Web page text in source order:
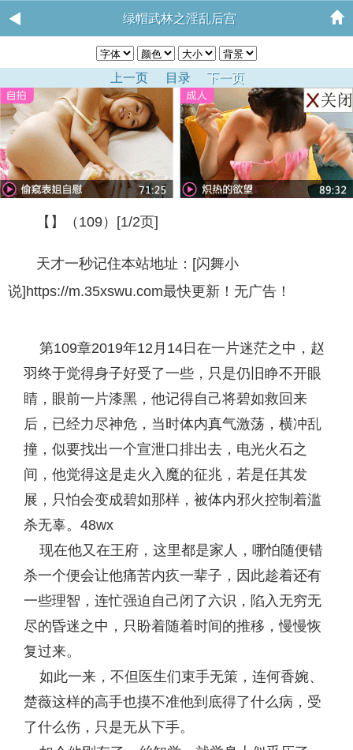
绿帽武林之淫乱后宫
上一页 目录 下一页
【】（109）[1/2页]
天才一秒记住本站地址：[闪舞小
说]https://m.35xswu.com最快更新！无广告！
第109章2019年12月14日在一片迷茫之中，赵
羽终于觉得身子好受了一些，只是仍旧睁不开眼
睛，眼前一片漆黑，他记得自己将碧如救回来
后，已经力尽神危，当时体内真气激荡，横冲乱
撞，似要找出一个宣泄口排出去，电光火石之
间，他觉得这是走火入魔的征兆，若是任其发
展，只怕会变成碧如那样，被体内邪火控制着滥
杀无辜。48wx
现在他又在王府，这里都是家人，哪怕随便错
杀一个便会让他痛苦内疚一辈子，因此趁着还有
一些理智，连忙强迫自己闭了六识，陷入无穷无
尽的昏迷之中，只盼着随着时间的推移，慢慢恢
复过来。
如此一来，不但医生们束手无策，连何香婉、
楚薇这样的高手也摸不准他到底得了什么病，受
了什么伤，只是无从下手。